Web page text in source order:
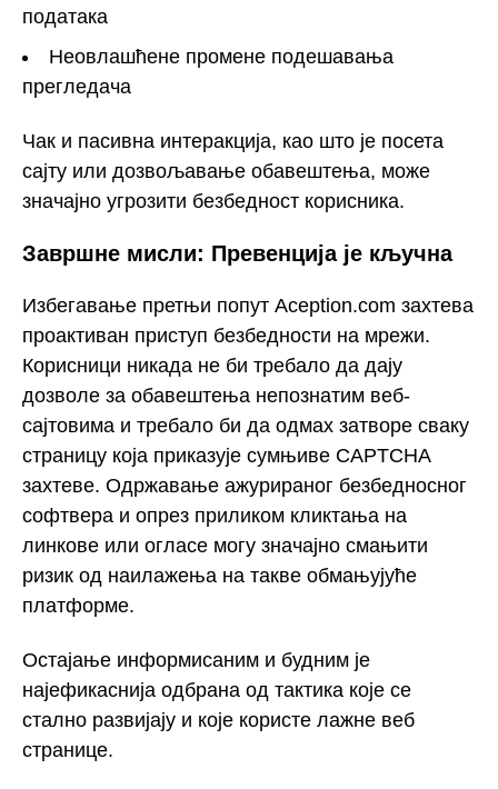
података
Неовлашћене промене подешавања
прегледача
Чак и пасивна интеракција, као што је посета
сајту или дозвољавање обавештења, може
значајно угрозити безбедност корисника.
Завршне мисли: Превенција је кључна
Избегавање претњи попут Aception.com захтева
проактиван приступ безбедности на мрежи.
Корисници никада не би требало да дају
дозволе за обавештења непознатим веб-
сајтовима и требало би да одмах затворе сваку
страницу која приказује сумњиве CAPTCHA
захтеве. Одржавање ажурираног безбедносног
софтвера и опрез приликом кликтања на
линкове или огласе могу значајно смањити
ризик од наилажења на такве обмањујуће
платформе.
Остајање информисаним и будним је
најефикаснија одбрана од тактика које се
стално развијају и које користе лажне веб
странице.